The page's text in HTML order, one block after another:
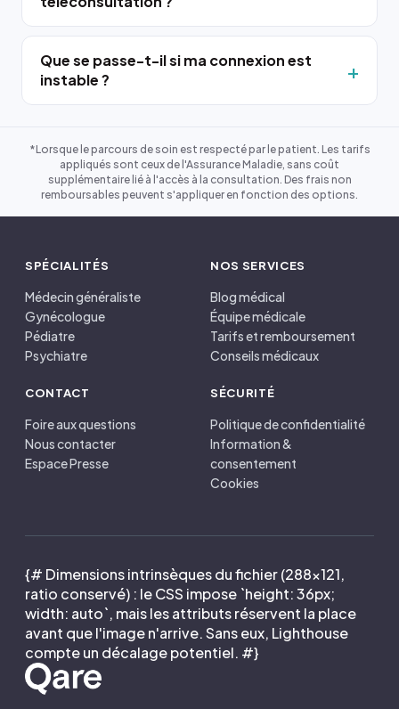
Que se passe-t-il si ma connexion est
instable ?
*Lorsque le parcours de soin est respecté par le patient. Les tarifs
appliqués sont ceux de l'Assurance Maladie, sans coût
supplémentaire lié à l'accès à la consultation. Des frais non
remboursables peuvent s'appliquer en fonction des options.
SPÉCIALITÉS
Médecin généraliste
Gynécologue
Pédiatre
Psychiatre
NOS SERVICES
Blog médical
Équipe médicale
Tarifs et remboursement
Conseils médicaux
CONTACT
Foire aux questions
Nous contacter
Espace Presse
SÉCURITÉ
Politique de confidentialité
Information &
consentement
Cookies
{# Dimensions intrinsèques du fichier (288×121,
ratio conservé) : le CSS impose `height: 36px;
width: auto`, mais les attributs réservent la place
avant que l'image n'arrive. Sans eux, Lighthouse
compte un décalage potentiel. #}